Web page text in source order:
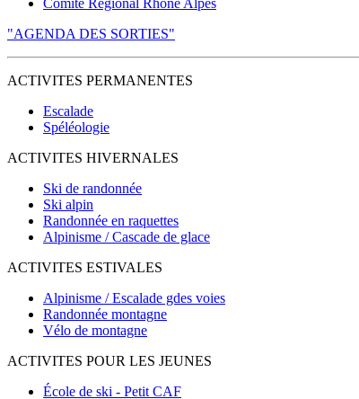
Comité Régional Rhône Alpes
"AGENDA DES SORTIES"
ACTIVITES PERMANENTES
Escalade
Spéléologie
ACTIVITES HIVERNALES
Ski de randonnée
Ski alpin
Randonnée en raquettes
Alpinisme / Cascade de glace
ACTIVITES ESTIVALES
Alpinisme / Escalade gdes voies
Randonnée montagne
Vélo de montagne
ACTIVITES POUR LES JEUNES
École de ski - Petit CAF